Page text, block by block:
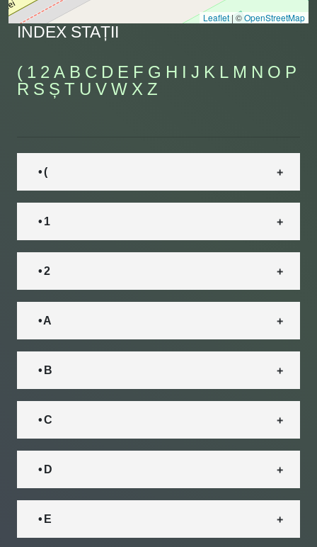
Leaflet |©OpenStreetMap
INDEX STAȚII
( 1 2 A B C D E F G H I J K L M N O P
R S Ș T U V W X Z
• (
• 1
• 2
• A
• B
• C
• D
• E